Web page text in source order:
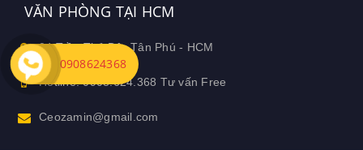
VĂN PHÒNG TẠI HCM
04 Trần Thủ Độ- Tân Phú - HCM
Hotline: 0908.624.368 Tư vấn Free
Ceozamin@gmail.com
0908624368